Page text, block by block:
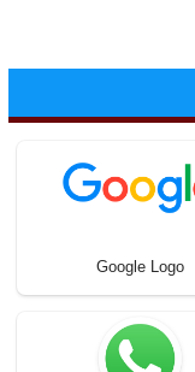
Google Logo